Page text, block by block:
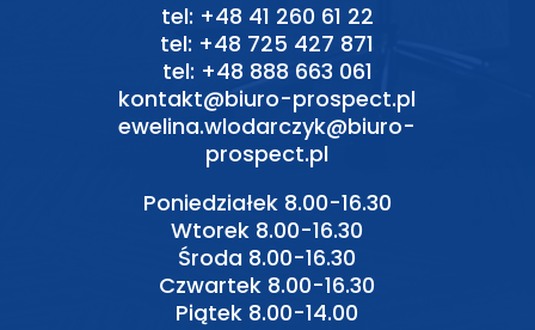
tel: +48 41 260 61 22
tel: +48 725 427 871
tel: +48 888 663 061
kontakt@biuro-prospect.pl
ewelina.wlodarczyk@biuro-
prospect.pl
Poniedziałek 8.00-16.30
Wtorek 8.00-16.30
Środa 8.00-16.30
Czwartek 8.00-16.30
Piątek 8.00-14.00